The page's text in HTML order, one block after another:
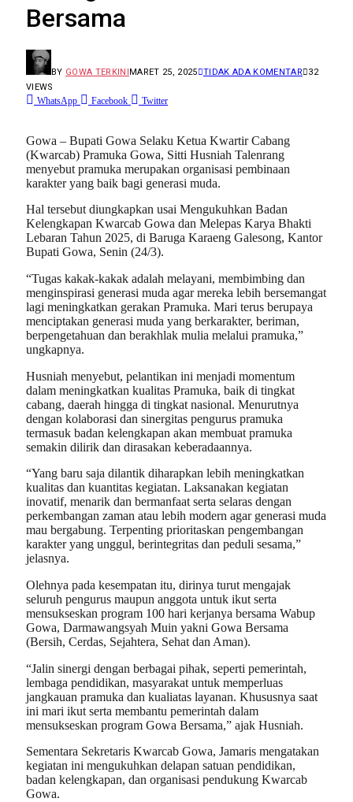
Bersama
BY GOWA TERKINIMARET 25, 2025 TIDAK ADA KOMENTAR
32
VIEWS
WhatsApp Facebook Twitter
Gowa – Bupati Gowa Selaku Ketua Kwartir Cabang
(Kwarcab) Pramuka Gowa, Sitti Husniah Talenrang
menyebut pramuka merupakan organisasi pembinaan
karakter yang baik bagi generasi muda.
Hal tersebut diungkapkan usai Mengukuhkan Badan
Kelengkapan Kwarcab Gowa dan Melepas Karya Bhakti
Lebaran Tahun 2025, di Baruga Karaeng Galesong, Kantor
Bupati Gowa, Senin (24/3).
“Tugas kakak-kakak adalah melayani, membimbing dan
menginspirasi generasi muda agar mereka lebih bersemangat
lagi meningkatkan gerakan Pramuka. Mari terus berupaya
menciptakan generasi muda yang berkarakter, beriman,
berpengetahuan dan berakhlak mulia melalui pramuka,”
ungkapnya.
Husniah menyebut, pelantikan ini menjadi momentum
dalam meningkatkan kualitas Pramuka, baik di tingkat
cabang, daerah hingga di tingkat nasional. Menurutnya
dengan kolaborasi dan sinergitas pengurus pramuka
termasuk badan kelengkapan akan membuat pramuka
semakin dilirik dan dirasakan keberadaannya.
“Yang baru saja dilantik diharapkan lebih meningkatkan
kualitas dan kuantitas kegiatan. Laksanakan kegiatan
inovatif, menarik dan bermanfaat serta selaras dengan
perkembangan zaman atau lebih modern agar generasi muda
mau bergabung. Terpenting prioritaskan pengembangan
karakter yang unggul, berintegritas dan peduli sesama,”
jelasnya.
Olehnya pada kesempatan itu, dirinya turut mengajak
seluruh pengurus maupun anggota untuk ikut serta
mensukseskan program 100 hari kerjanya bersama Wabup
Gowa, Darmawangsyah Muin yakni Gowa Bersama
(Bersih, Cerdas, Sejahtera, Sehat dan Aman).
“Jalin sinergi dengan berbagai pihak, seperti pemerintah,
lembaga pendidikan, masyarakat untuk memperluas
jangkauan pramuka dan kualiatas layanan. Khususnya saat
ini mari ikut serta membantu pemerintah dalam
mensukseskan program Gowa Bersama,” ajak Husniah.
Sementara Sekretaris Kwarcab Gowa, Jamaris mengatakan
kegiatan ini mengukuhkan delapan satuan pendidikan,
badan kelengkapan, dan organisasi pendukung Kwarcab
Gowa.